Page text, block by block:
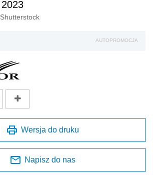
Shutterstock
AUTOPROMOCJA
Wersja do druku
Napisz do nas